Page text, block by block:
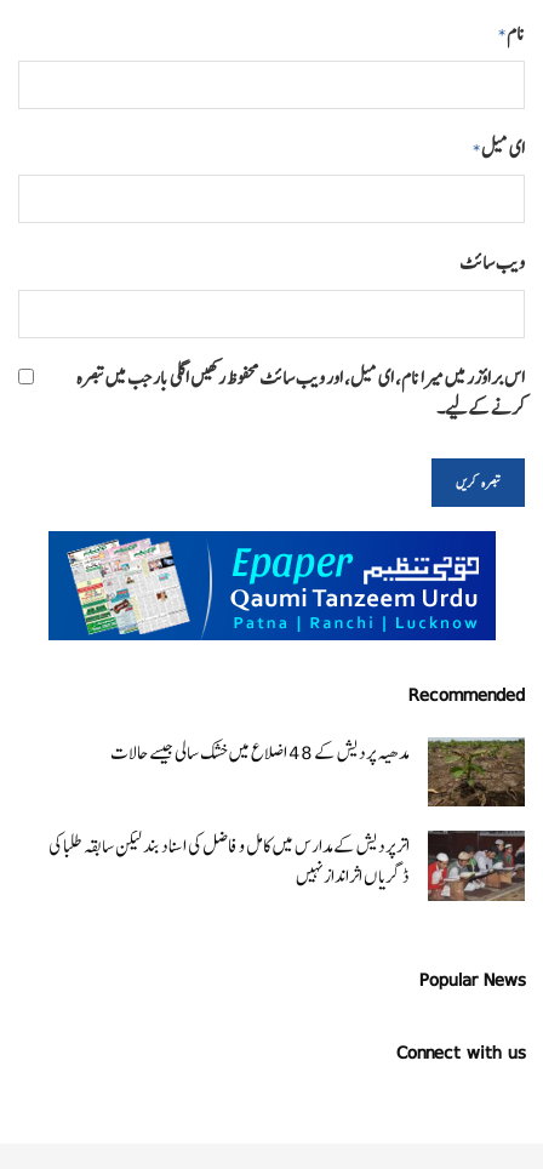
نام*
ای میل*
ویب‌ سائٹ
اس براؤزر میں میرا نام، ای میل، اور ویب سائٹ محفوظ رکھیں اگلی بار جب میں تبصرہ
کرنے کےلیے۔
Recommended
مدھیہ پردیش کے 48 اضلاع میں خشک سالی جیسے حالات
اتر پردیش کےمدارس میں کامل و فاضل کی اسناد بند لیکن سابقہ طلبا کی
ڈگریا ں اثرانداز نہیں
Popular News
Connect with us